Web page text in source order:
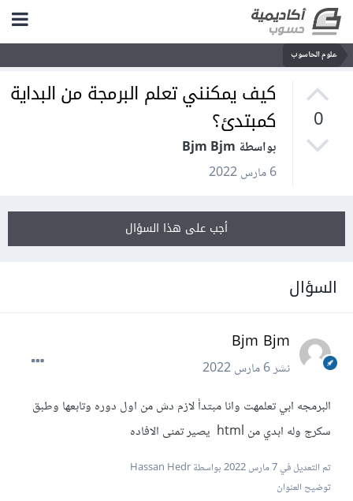
علوم الحاسوب
0
كيف يمكنني تعلم البرمجة من البداية
كمبتدئ؟
بواسطة Bjm Bjm
6 مارس 2022
أجب على هذا السؤال
السؤال
Bjm Bjm
نشر6 مارس 2022
البرمجه ابي تعلمهت وانا مبتدأ لازم دش من اول دوره وتابعها وطبق
سكرج وله ابدي من html يصير تمنى الافاده
تم التعديل في7 مارس 2022
بواسطة Hassan Hedr
توضيح العنوان